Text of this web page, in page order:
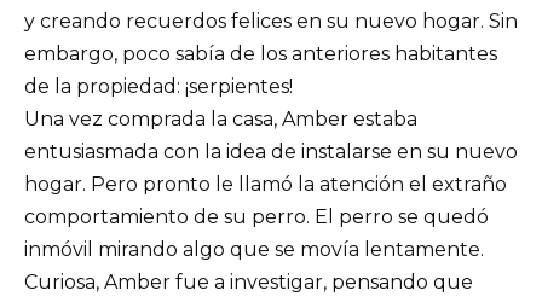
y creando recuerdos felices en su nuevo hogar. Sin
embargo, poco sabía de los anteriores habitantes
de la propiedad: ¡serpientes!
Una vez comprada la casa, Amber estaba
entusiasmada con la idea de instalarse en su nuevo
hogar. Pero pronto le llamó la atención el extraño
comportamiento de su perro. El perro se quedó
inmóvil mirando algo que se movía lentamente.
Curiosa, Amber fue a investigar, pensando que